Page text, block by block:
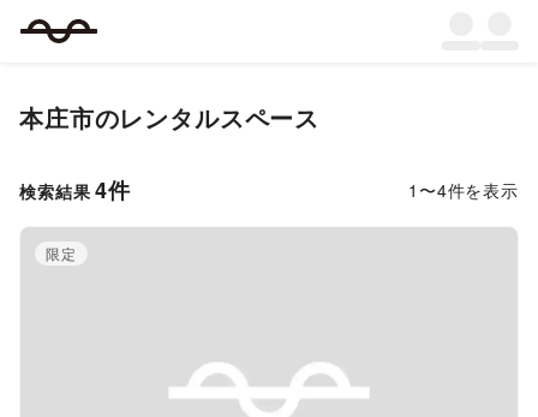
本庄市のレンタルスペース
検索結果 4件 1 〜4件を表示
Previous slide
限定